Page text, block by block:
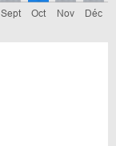
Sept Oct Nov Déc